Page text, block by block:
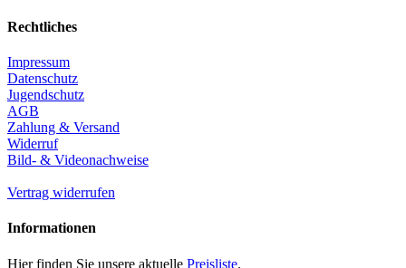
Rechtliches
Impressum
Datenschutz
Jugendschutz
AGB
Zahlung & Versand
Widerruf
Bild- & Videonachweise
Vertrag widerrufen
Informationen
Hier finden Sie unsere aktuelle Preisliste.